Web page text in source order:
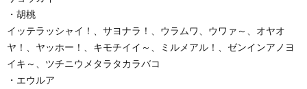
・胡桃
イッテラッシャイ！、サヨナラ！、ウラムワ、ウワァ～、オヤオ
ヤ！、ヤッホー！、キモチイイ～、ミルメアル！、ゼンインアノヨ
イキ～、ツチニウメタラタカラバコ
・エウルア